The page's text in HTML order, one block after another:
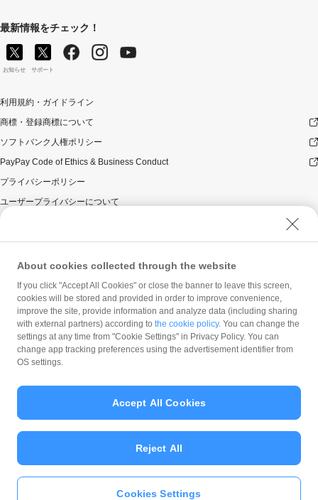
最新情報をチェック！
お知らせ サポート
利用規約・ガイドライン
商標・登録商標について
ソフトバンク人権ポリシー
PayPay Code of Ethics & Business Conduct
プライバシーポリシー
ユーザープライバシーについて
ウェブサイト利用規約
反社会的勢力に対する方針
勧誘方針
マネロン等基本方針
カスタマーハラスメントに関する当社の考え方
© PayPay Corporation
About cookies collected through the website
If you click "Accept All Cookies" or close the banner to leave this screen,
cookies will be stored and provided in order to improve convenience,
improve the site, provide information and analyze data (including sharing
with external partners) according to the cookie policy. You can change the
settings at any time from "Cookie Settings" in Privacy Policy. You can
change app tracking preferences using the advertisement identifier from
OS settings.
Cookies Settings
Reject All
Accept All Cookies